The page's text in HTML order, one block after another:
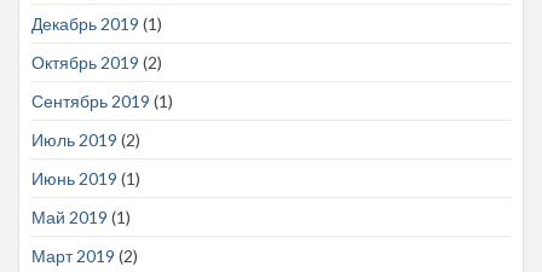
Декабрь 2019 (1)
Октябрь 2019 (2)
Сентябрь 2019 (1)
Июль 2019 (2)
Июнь 2019 (1)
Май 2019 (1)
Март 2019 (2)